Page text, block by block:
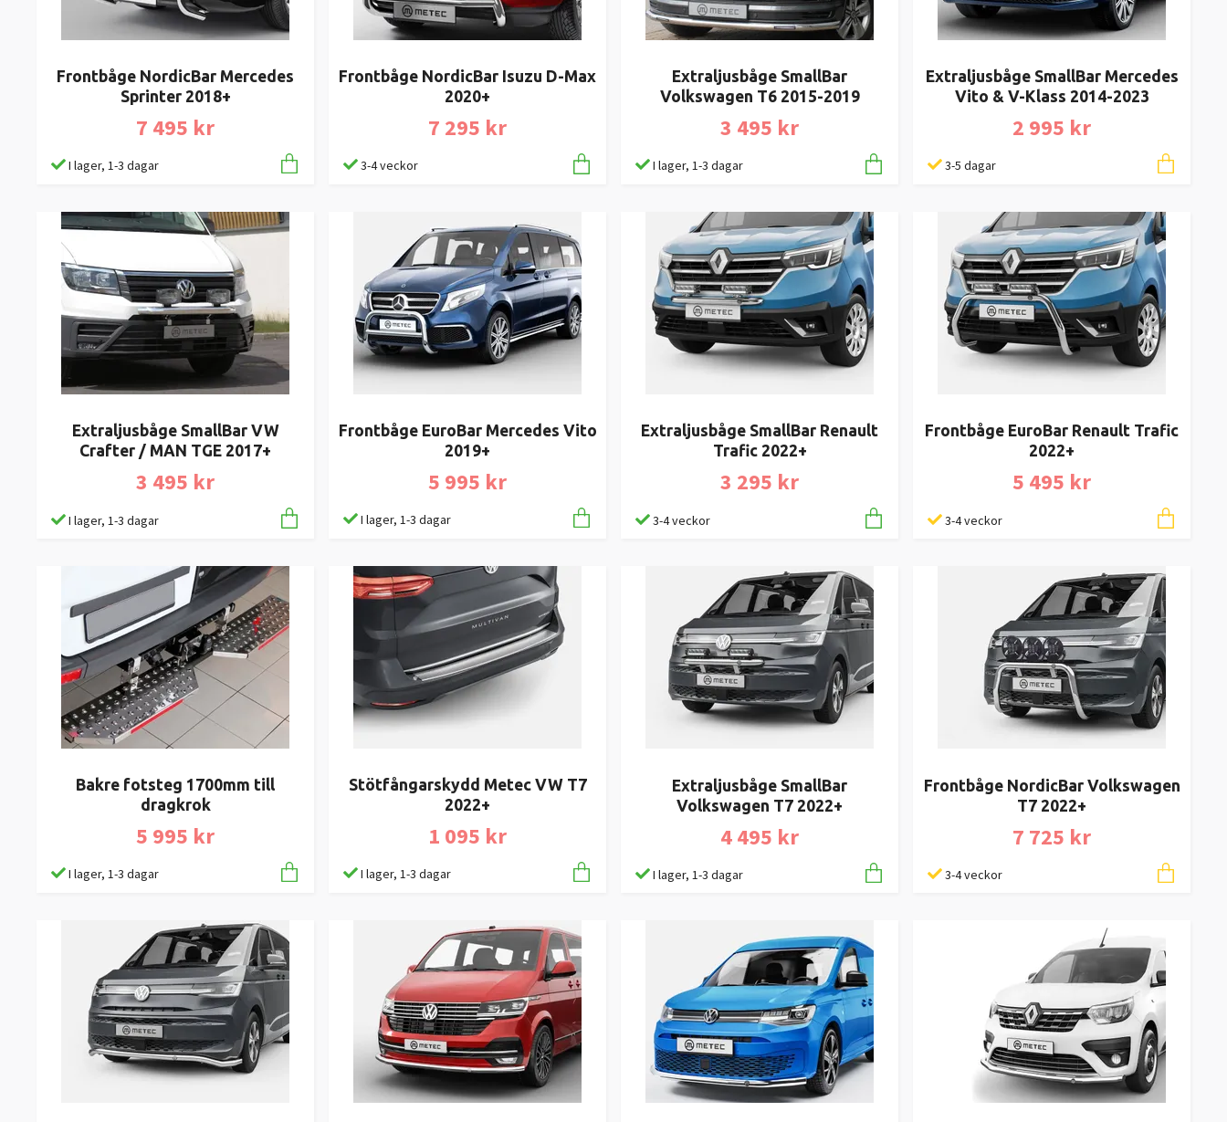
Frontbåge NordicBar Mercedes
Sprinter 2018+
7 495 kr
I lager, 1-3 dagar
Frontbåge NordicBar Isuzu D-Max
2020+
7 295 kr
3-4 veckor
Extraljusbåge SmallBar
Volkswagen T6 2015-2019
3 495 kr
I lager, 1-3 dagar
Extraljusbåge SmallBar Mercedes
Vito & V-Klass 2014-2023
2 995 kr
3-5 dagar
Extraljusbåge SmallBar VW
Crafter / MAN TGE 2017+
3 495 kr
I lager, 1-3 dagar
Frontbåge EuroBar Mercedes Vito
2019+
5 995 kr
I lager, 1-3 dagar
Extraljusbåge SmallBar Renault
Trafic 2022+
3 295 kr
3-4 veckor
Frontbåge EuroBar Renault Trafic
2022+
5 495 kr
3-4 veckor
Bakre fotsteg 1700mm till
dragkrok
5 995 kr
I lager, 1-3 dagar
Stötfångarskydd Metec VW T7
2022+
1 095 kr
I lager, 1-3 dagar
Extraljusbåge SmallBar
Volkswagen T7 2022+
4 495 kr
I lager, 1-3 dagar
Frontbåge NordicBar Volkswagen
T7 2022+
7 725 kr
3-4 veckor